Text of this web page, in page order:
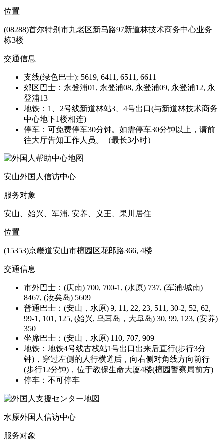
位置
(08288)首尔特别市九老区新马路97新道林技术商务中心业务
栋3楼
交通信息
支线(绿色巴士): 5619, 6411, 6511, 6611
郊区巴士：永登浦01, 永登浦08, 永登浦09, 永登浦12, 永
登浦13
地铁：1、2号线新道林站3、4号出口(与新道林技术商务
中心地下1楼相连)
停车：可免费停车30分钟。如需停车30分钟以上，请前
往大厅告知工作人员。（最长3小时）
安山外国人信访中心
服务对象
安山、始兴、军浦, 安养、义王、果川居住
位置
(15353)京畿道安山市檀园区花郎路366, 4楼
交通信息
市外巴士：(庆南) 700, 700-1, (水原) 737, (军浦/城南)
8467, (汝矣岛) 5609
普通巴士：(安山，水原) 9, 11, 22, 23, 511, 30-2, 52, 62,
99-1, 101, 125, (始兴, 乌耳岛，大阜岛) 30, 99, 123, (安养)
350
坐席巴士：(安山，水原) 110, 707, 909
地铁：地铁4号线古栈站1号出口出来后直行(步行3分
钟)，穿过左侧的人行横道后，向右侧对角线方向前行
(步行12分钟)，位于教保生命大厦4楼(檀园警察局前方)
停车：不可停车
水原外国人信访中心
服务对象